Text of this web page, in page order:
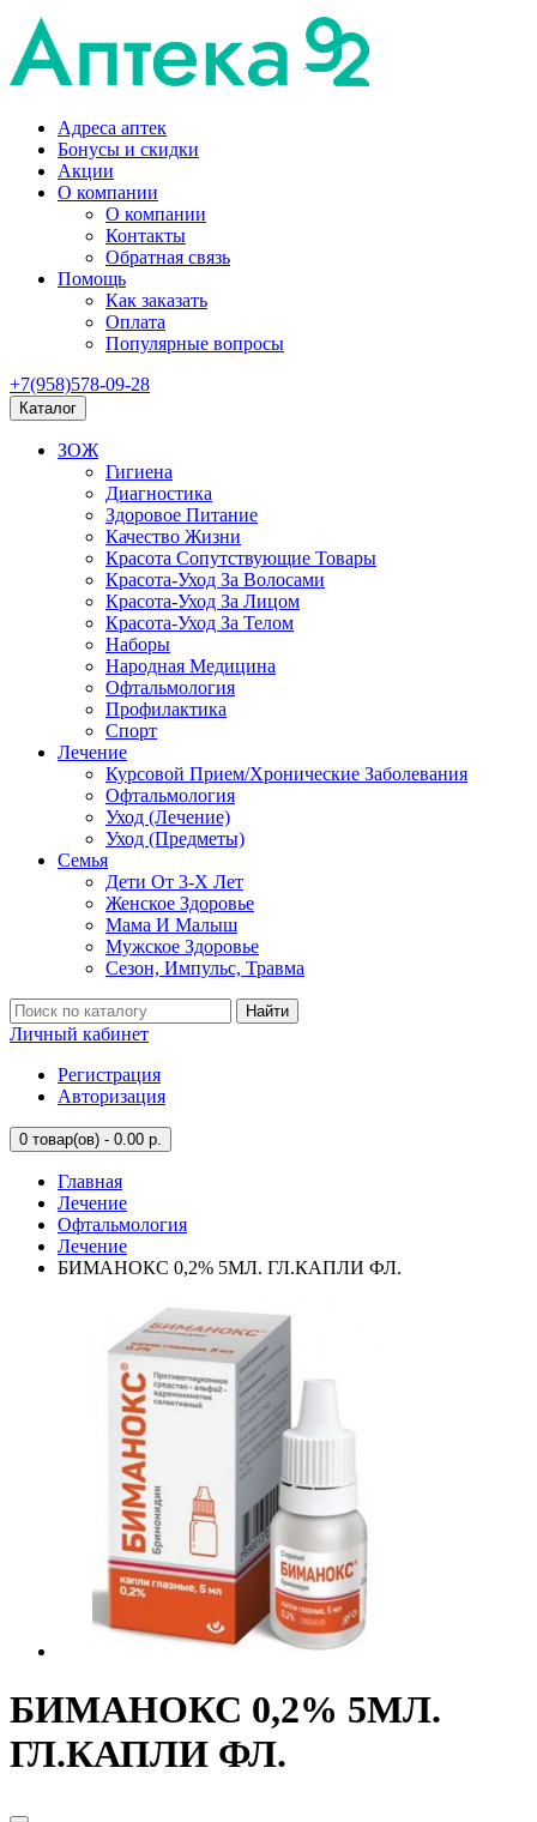
Адреса аптек
Бонусы и скидки
Акции
О компании
О компании
Контакты
Обратная связь
Помощь
Как заказать
Оплата
Популярные вопросы
+7(958)578-09-28
Каталог
ЗОЖ
Гигиена
Диагностика
Здоровое Питание
Качество Жизни
Красота Сопутствующие Товары
Красота-Уход За Волосами
Красота-Уход За Лицом
Красота-Уход За Телом
Наборы
Народная Медицина
Офтальмология
Профилактика
Спорт
Лечение
Курсовой Прием/Хронические Заболевания
Офтальмология
Уход (Лечение)
Уход (Предметы)
Семья
Дети От 3-Х Лет
Женское Здоровье
Мама И Малыш
Мужское Здоровье
Сезон, Импульс, Травма
Найти
Личный кабинет
Регистрация
Авторизация
0 товар(ов) - 0.00 р.
Главная
Лечение
Офтальмология
Лечение
БИМАНОКС 0,2% 5МЛ. ГЛ.КАПЛИ ФЛ.
БИМАНОКС 0,2% 5МЛ.
ГЛ.КАПЛИ ФЛ.